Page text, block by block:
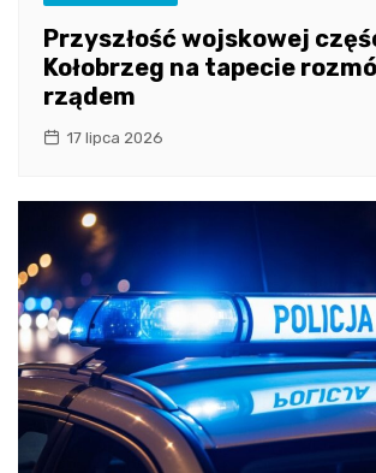
Przyszłość wojskowej
Kołobrzeg na tapecie
rządem
17 lipca 2026